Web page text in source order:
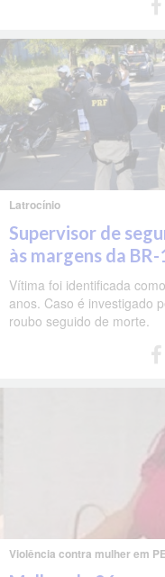
Latrocínio
Supervisor de
às margens da
Vítima foi identificada
anos. Caso é investigado
roubo seguido de morte.
Violência contra mulher em